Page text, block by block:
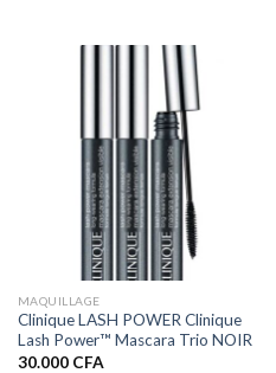
MAQUILLAGE
Clinique LASH POWER Clinique
Lash Power™ Mascara Trio NOIR
30.000 CFA